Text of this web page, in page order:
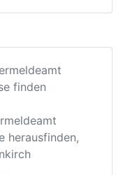
finden
herausfinden,